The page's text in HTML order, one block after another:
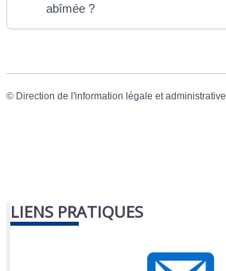
abîmée ?
© Direction de l'information légale et administrative
LIENS PRATIQUES